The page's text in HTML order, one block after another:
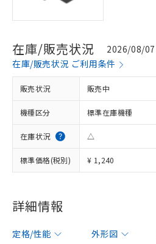
在庫/販売状況
2026/08/07
在庫/販売状況 ご利用条件
販売状況 販売中
機種区分 標準在庫機種
在庫状況 △
標準価格(税別) ¥ 1,240
詳細情報
定格/性能 外形図